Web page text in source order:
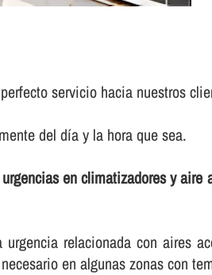
servicio hacia nuestros
del dí­a y la hora que sea.
urgencias en climatizadores y aire
relacionada con aires
en algunas zonas con